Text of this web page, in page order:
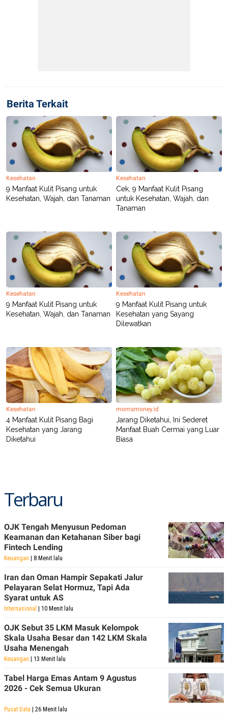
Berita Terkait
Kesehatan
9 Manfaat Kulit Pisang untuk
Kesehatan, Wajah, dan Tanaman
Kesehatan
Cek, 9 Manfaat Kulit Pisang
untuk Kesehatan, Wajah, dan
Tanaman
Kesehatan
9 Manfaat Kulit Pisang untuk
Kesehatan, Wajah, dan Tanaman
Kesehatan
9 Manfaat Kulit Pisang untuk
Kesehatan yang Sayang
Dilewatkan
Kesehatan
4 Manfaat Kulit Pisang Bagi
Kesehatan yang Jarang
Diketahui
momsmoney.id
Jarang Diketahui, Ini Sederet
Manfaat Buah Cermai yang Luar
Biasa
Terbaru
OJK Tengah Menyusun Pedoman
Keamanan dan Ketahanan Siber bagi
Fintech Lending
Keuangan | 8 Menit lalu
Iran dan Oman Hampir Sepakati Jalur
Pelayaran Selat Hormuz, Tapi Ada
Syarat untuk AS
Internasional | 10 Menit lalu
OJK Sebut 35 LKM Masuk Kelompok
Skala Usaha Besar dan 142 LKM Skala
Usaha Menengah
Keuangan | 13 Menit lalu
Tabel Harga Emas Antam 9 Agustus
2026 - Cek Semua Ukuran
Pusat Data | 26 Menit lalu